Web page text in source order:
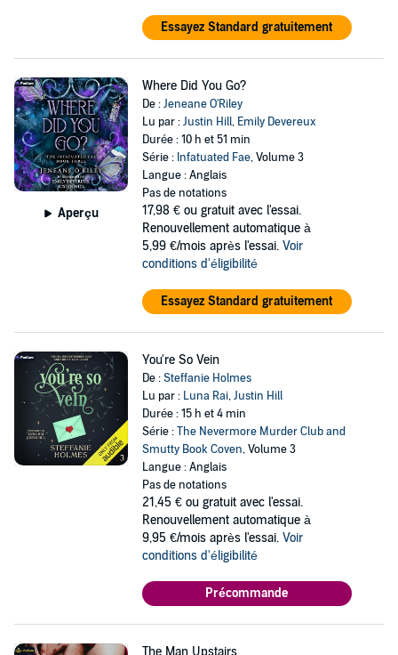
Essayez Standard gratuitement
Aperçu
Where Did You Go?
De :Jeneane O'Riley
Lu par :Justin Hill, Emily Devereux
Durée : 10 h et 51 min
Série : Infatuated Fae, Volume 3
Langue : Anglais
Pas de notations
17,98 € ou gratuit avec l'essai.
Renouvellement automatique à
5,99 €/mois après l'essai. Voir
conditions d'éligibilité
Essayez Standard gratuitement
You're So Vein
De :Steffanie Holmes
Lu par : Luna Rai,Justin Hill
Durée : 15 h et 4 min
Série :The Nevermore Murder Club and
Smutty Book Coven, Volume 3
Langue : Anglais
Pas de notations
21,45 € ou gratuit avec l'essai.
Renouvellement automatique à
9,95 €/mois après l'essai. Voir
conditions d'éligibilité
Précommande
The Man Upstairs